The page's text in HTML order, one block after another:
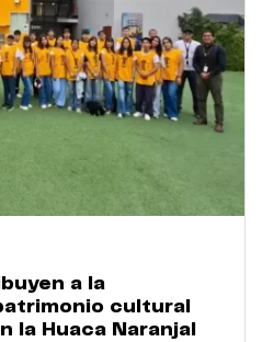
a la
cultural
la Huaca Naranjal